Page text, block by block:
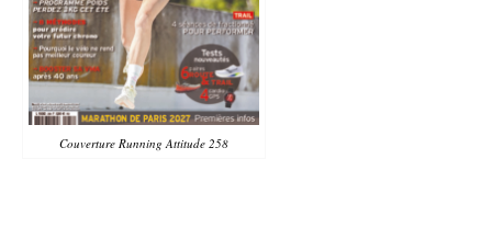
Couverture Running Attitude 258